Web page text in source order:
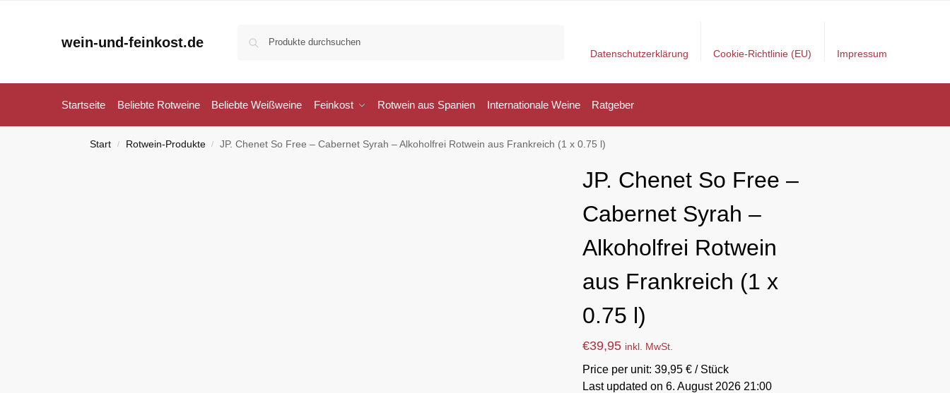
wein-und-feinkost.de
Datenschutzerklärung Cookie-Richtlinie (EU) Impressum
Startseite Beliebte Rotweine Beliebte Weißweine Feinkost Rotwein aus Spanien Internationale Weine Ratgeber
Start / Rotwein-Produkte / JP. Chenet So Free – Cabernet Syrah – Alkoholfrei Rotwein aus Frankreich (1 x 0.75 l)
JP. Chenet So Free –
Cabernet Syrah –
Alkoholfrei Rotwein
aus Frankreich (1 x
0.75 l)
€39,95 inkl. MwSt.
Price per unit: 39,95 € / Stück
Last updated on 6. August 2026 21:00